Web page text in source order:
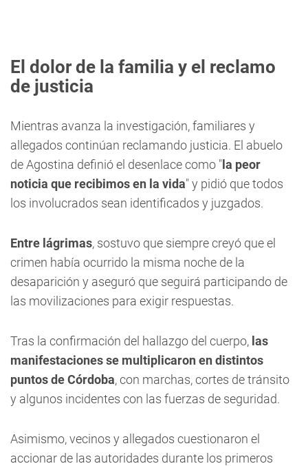
El dolor de la familia y el reclamo
de justicia
Mientras avanza la investigación, familiares y
allegados continúan reclamando justicia. El abuelo
de Agostina definió el desenlace como " la peor
noticia que recibimos en la vida" y pidió que todos
los involucrados sean identificados y juzgados.
Entre lágrimas, sostuvo que siempre creyó que el
crimen había ocurrido la misma noche de la
desaparición y aseguró que seguirá participando de
las movilizaciones para exigir respuestas.
Tras la confirmación del hallazgo del cuerpo, las
manifestaciones se multiplicaron en distintos
puntos de Córdoba, con marchas, cortes de tránsito
y algunos incidentes con las fuerzas de seguridad.
Asimismo, vecinos y allegados cuestionaron el
accionar de las autoridades durante los primeros